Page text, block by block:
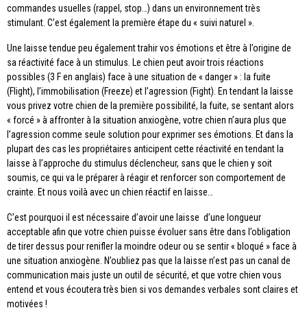
commandes usuelles (rappel, stop…) dans un environnement très
stimulant. C’est également la première étape du « suivi naturel ».
Une laisse tendue peu également trahir vos émotions et être à l’origine de
sa réactivité face à un stimulus. Le chien peut avoir trois réactions
possibles (3 F en anglais) face à une situation de « danger » : la fuite
(Flight), l’immobilisation (Freeze) et l’agression (Fight). En tendant la laisse
vous privez votre chien de la première possibilité, la fuite, se sentant alors
« forcé » à affronter à la situation anxiogène, votre chien n’aura plus que
l’agression comme seule solution pour exprimer ses émotions. Et dans la
plupart des cas les propriétaires anticipent cette réactivité en tendant la
laisse à l’approche du stimulus déclencheur, sans que le chien y soit
soumis, ce qui va le préparer à réagir et renforcer son comportement de
crainte. Et nous voilà avec un chien réactif en laisse…
C’est pourquoi il est nécessaire d’avoir une laisse d’une longueur
acceptable afin que votre chien puisse évoluer sans être dans l’obligation
de tirer dessus pour renifler la moindre odeur ou se sentir « bloqué » face à
une situation anxiogène. N’oubliez pas que la laisse n’est pas un canal de
communication mais juste un outil de sécurité, et que votre chien vous
entend et vous écoutera très bien si vos demandes verbales sont claires et
motivées !